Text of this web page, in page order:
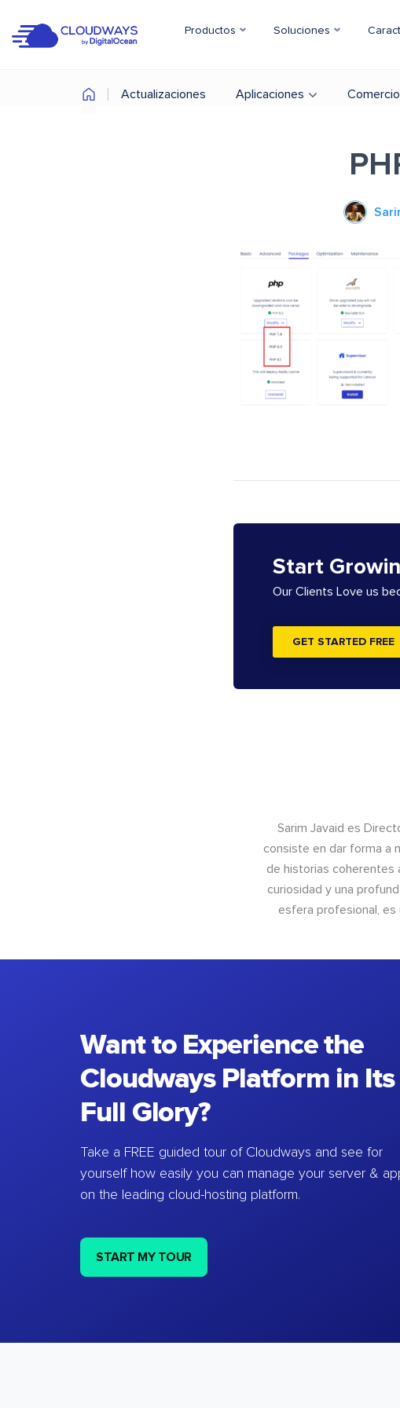
Productos Soluciones
Actualizaciones Aplicaciones
Start
Our Clients Love us
GET STARTED FREE
Sarim Javaid es
consiste en dar forma a
de historias coherentes
curiosidad y una
esfera profesional, es
Want to Experience the
Cloudways Platform in Its
Full Glory?
Take a FREE guided tour of Cloudways and see for
yourself how easily you can manage your server &
on the leading cloud-hosting platform.
START MY TOUR